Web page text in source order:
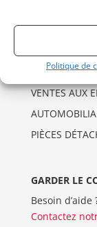
Politique de
AUTO
MOTO
VENTES AUX
AUTOMOBILIA
PIÈCES
GARDER LE
Besoin d’aide
Contactez